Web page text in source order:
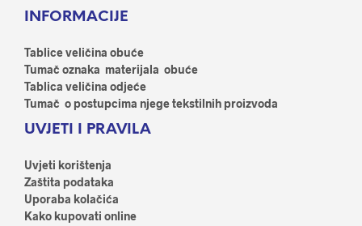
na
proizvoda
INFORMACIJE
Tablice veličina obuće
Tumač oznaka materijala obuće
Tablica veličina odjeće
Tumač o postupcima njege tekstilnih proizvoda
UVJETI I PRAVILA
Uvjeti korištenja
Zaštita podataka
Uporaba kolačića
Kako kupovati online